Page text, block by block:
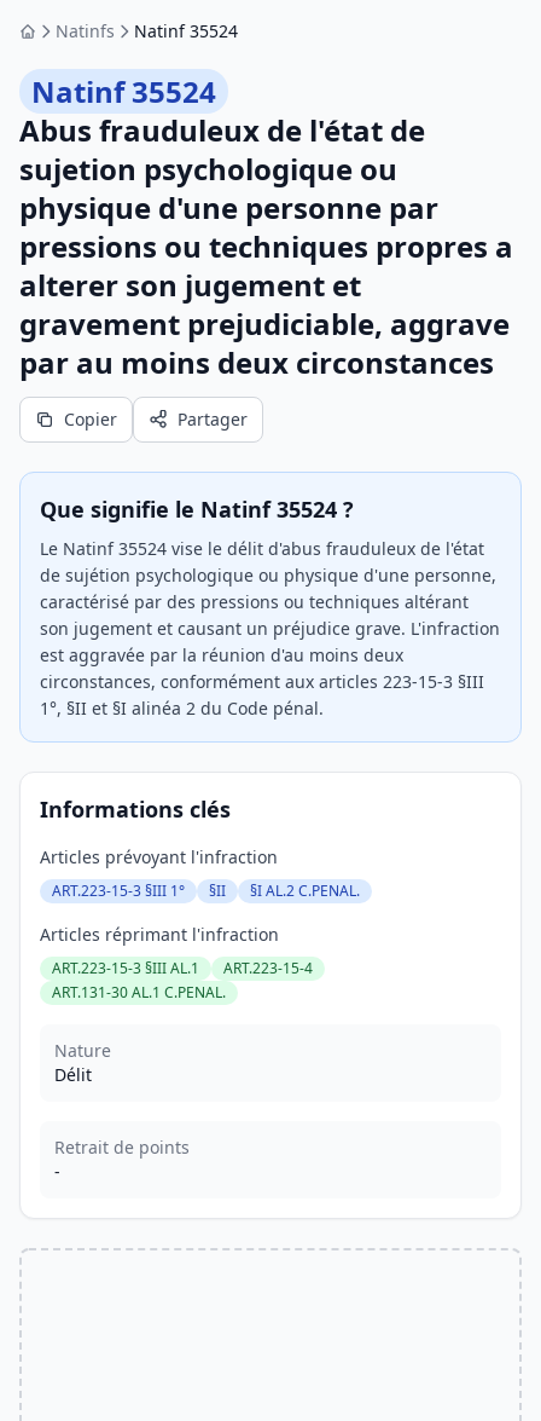
AccueilNatinfs Natinf 35524
Natinf 35524
Abus frauduleux de l'état de
sujetion psychologique ou
physique d'une personne par
pressions ou techniques propres a
alterer son jugement et
gravement prejudiciable, aggrave
par au moins deux circonstances
Copier Partager
Que signifie le Natinf 35524 ?
Le Natinf 35524 vise le délit d'abus frauduleux de l'état
de sujétion psychologique ou physique d'une personne,
caractérisé par des pressions ou techniques altérant
son jugement et causant un préjudice grave. L'infraction
est aggravée par la réunion d'au moins deux
circonstances, conformément aux articles 223-15-3 §III
1°, §II et §I alinéa 2 du Code pénal.
Informations clés
Articles prévoyant l'infraction
ART.223-15-3 §III 1° §II §I AL.2 C.PENAL.
Articles réprimant l'infraction
ART.223-15-3 §III AL.1
ART.223-15-4
ART.131-30 AL.1 C.PENAL.
Nature
Délit
Retrait de points
-